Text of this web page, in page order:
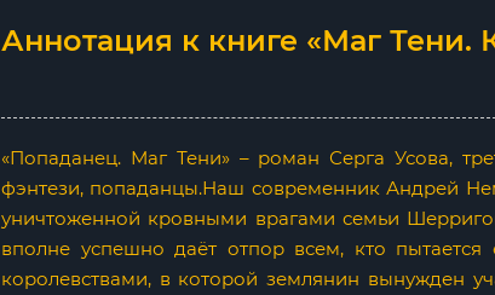
Аннотация к книге «Маг Тени.
«Попаданец. Маг Тени» – роман Серга Усова,
фэнтези, попаданцы.Наш современник Андрей
уничтоженной кровными врагами семьи
вполне успешно даёт отпор всем, кто
королевствами, в которой землянин вынужден